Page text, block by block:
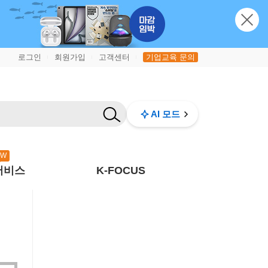
로그인 회원가입 고객센터 기업교육 문의
AI 모드
비스 K-FOCUS